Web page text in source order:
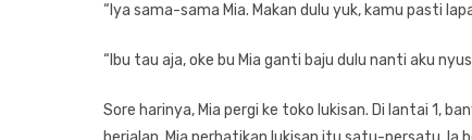
“Iya sama-sama Mia. Makan dulu yuk, kamu pasti
“Ibu tau aja, oke bu Mia ganti baju dulu nanti aku
Sore harinya, Mia pergi ke toko lukisan. Di lantai 1,